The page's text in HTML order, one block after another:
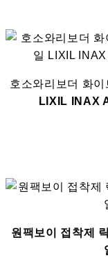
호소와리보더 화
LIXIL INAX
원팩보이 접착제